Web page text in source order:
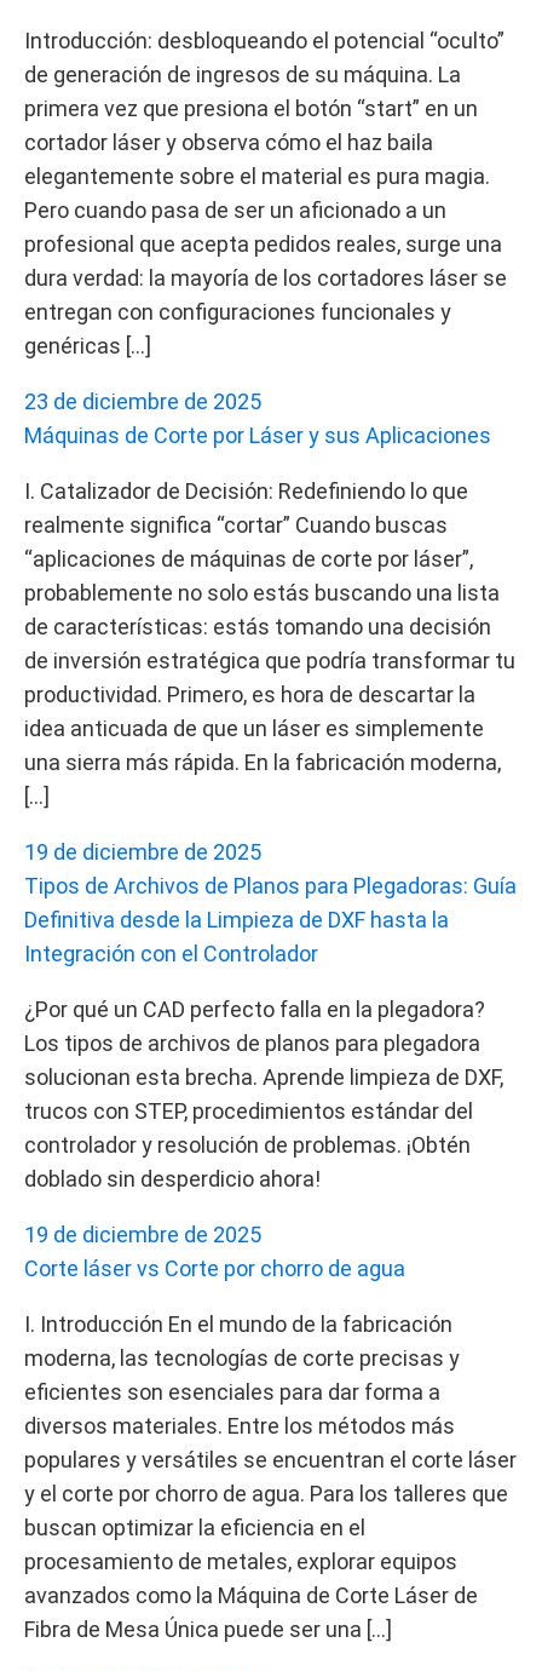
Introducción: desbloqueando el potencial “oculto”
de generación de ingresos de su máquina. La
primera vez que presiona el botón “start” en un
cortador láser y observa cómo el haz baila
elegantemente sobre el material es pura magia.
Pero cuando pasa de ser un aficionado a un
profesional que acepta pedidos reales, surge una
dura verdad: la mayoría de los cortadores láser se
entregan con configuraciones funcionales y
genéricas […]
23 de diciembre de 2025
Máquinas de Corte por Láser y sus Aplicaciones
I. Catalizador de Decisión: Redefiniendo lo que
realmente significa “cortar” Cuando buscas
“aplicaciones de máquinas de corte por láser”,
probablemente no solo estás buscando una lista
de características: estás tomando una decisión
de inversión estratégica que podría transformar tu
productividad. Primero, es hora de descartar la
idea anticuada de que un láser es simplemente
una sierra más rápida. En la fabricación moderna,
[…]
19 de diciembre de 2025
Tipos de Archivos de Planos para Plegadoras: Guía
Definitiva desde la Limpieza de DXF hasta la
Integración con el Controlador
¿Por qué un CAD perfecto falla en la plegadora?
Los tipos de archivos de planos para plegadora
solucionan esta brecha. Aprende limpieza de DXF,
trucos con STEP, procedimientos estándar del
controlador y resolución de problemas. ¡Obtén
doblado sin desperdicio ahora!
19 de diciembre de 2025
Corte láser vs Corte por chorro de agua
I. Introducción En el mundo de la fabricación
moderna, las tecnologías de corte precisas y
eficientes son esenciales para dar forma a
diversos materiales. Entre los métodos más
populares y versátiles se encuentran el corte láser
y el corte por chorro de agua. Para los talleres que
buscan optimizar la eficiencia en el
procesamiento de metales, explorar equipos
avanzados como la Máquina de Corte Láser de
Fibra de Mesa Única puede ser una […]